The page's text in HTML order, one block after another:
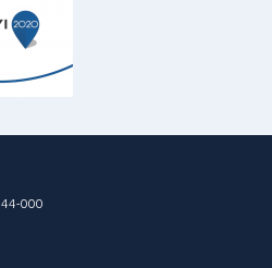
000